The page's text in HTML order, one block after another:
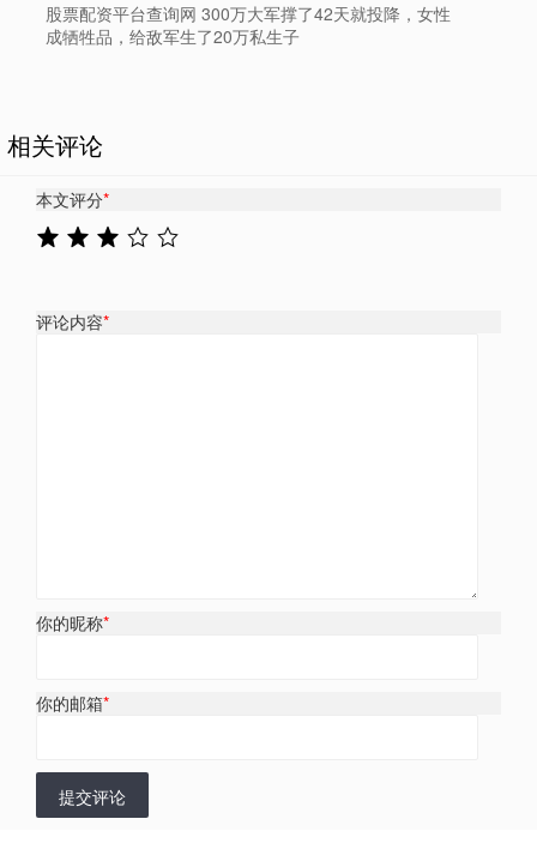
股票配资平台查询网 300万大军撑了42天就投降，女性
成牺牲品，给敌军生了20万私生子
相关评论
本文评分*
评论内容*
你的昵称*
你的邮箱*
提交评论